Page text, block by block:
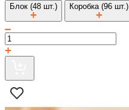
Блок (48 шт.) Коробка (96 шт.)